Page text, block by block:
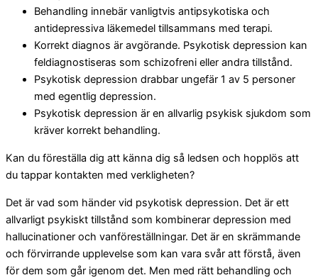
Behandling innebär vanligtvis antipsykotiska och
antidepressiva läkemedel tillsammans med terapi.
Korrekt diagnos är avgörande. Psykotisk depression kan
feldiagnostiseras som schizofreni eller andra tillstånd.
Psykotisk depression drabbar ungefär 1 av 5 personer
med egentlig depression.
Psykotisk depression är en allvarlig psykisk sjukdom som
kräver korrekt behandling.
Kan du föreställa dig att känna dig så ledsen och hopplös att
du tappar kontakten med verkligheten?
Det är vad som händer vid psykotisk depression. Det är ett
allvarligt psykiskt tillstånd som kombinerar depression med
hallucinationer och vanföreställningar. Det är en skrämmande
och förvirrande upplevelse som kan vara svår att förstå, även
för dem som går igenom det. Men med rätt behandling och